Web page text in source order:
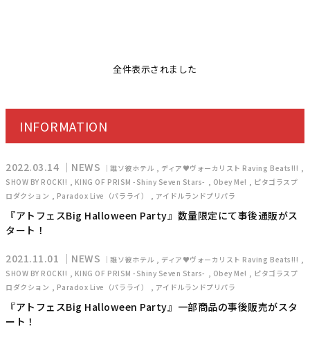
全件表示されました
INFORMATION
2022.03.14 NEWS 誰ソ彼ホテル
ディア♥ヴォーカリスト Raving Beats!!!
SHOW BY ROCK!!
KING OF PRISM -Shiny Seven Stars- Obey Me!
ピタゴラスプ
ロダクション
Paradox Live（パラライ） アイドルランドプリパラ
『アトフェスBig Halloween Party』数量限定にて事後通販がス
タート！
2021.11.01 NEWS 誰ソ彼ホテル
ディア♥ヴォーカリスト Raving Beats!!!
SHOW BY ROCK!!
KING OF PRISM -Shiny Seven Stars- Obey Me!
ピタゴラスプ
ロダクション
Paradox Live（パラライ） アイドルランドプリパラ
『アトフェスBig Halloween Party』一部商品の事後販売がスタ
ート！